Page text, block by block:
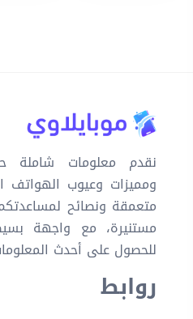
نقدم معلومات شاملة
ومميزات وعيوب الهواتف
متعمقة ونصائح
مستنيرة، مع واجهة
للحصول على أحدث
روابط